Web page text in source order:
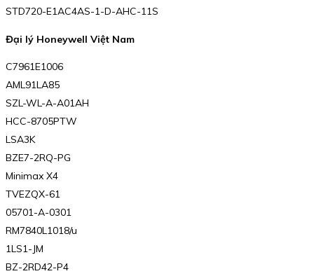
STD720-E1AC4AS-1-D-AHC-11S
Đại lý Honeywell Việt Nam
C7961E1006
AML91LA85
SZL-WL-A-A01AH
HCC-8705PTW
LSA3K
BZE7-2RQ-PG
Minimax X4
TVEZQX-61
05701-A-0301
RM7840L1018/u
1LS1-JM
BZ-2RD42-P4